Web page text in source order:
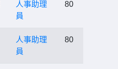
人事助理
員
80
人事助理
員
80